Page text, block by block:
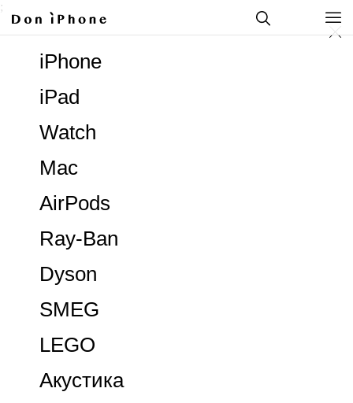
;
Акустика
Dyson
AirPods
Ray-Ban
LEGO
SMEG
Mac
Watch
iPad
iPhone